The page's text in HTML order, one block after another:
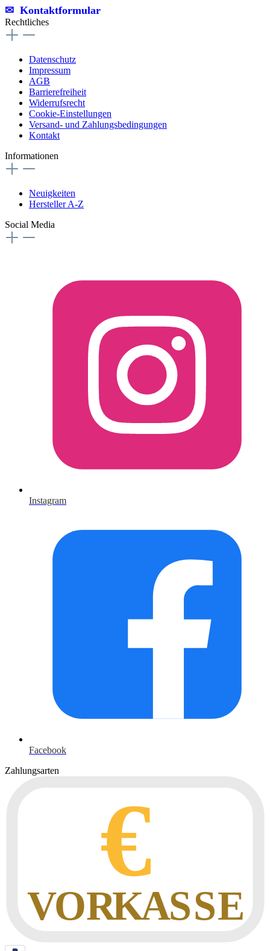
✉︎ Kontaktformular
Rechtliches
Datenschutz
Impressum
AGB
Barrierefreiheit
Widerrufsrecht
Cookie-Einstellungen
Versand- und Zahlungsbedingungen
Kontakt
Informationen
Neuigkeiten
Hersteller A-Z
Social Media
Facebook
Instagram
Zahlungsarten